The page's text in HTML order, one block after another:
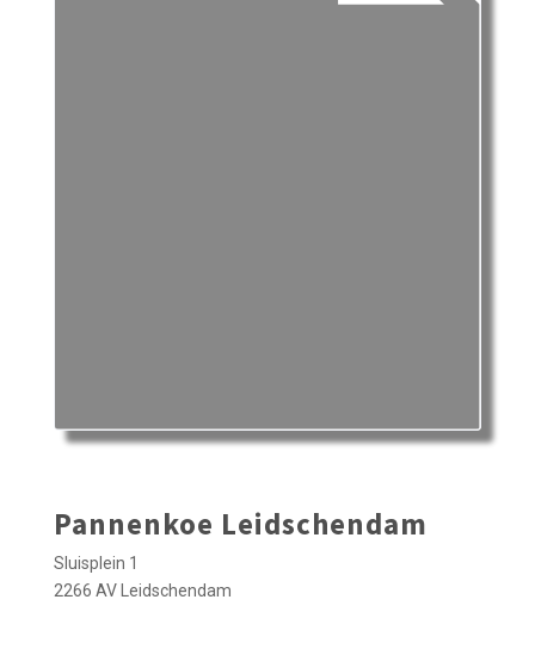
Pannenkoe Leidschendam
Sluisplein 1
2266 AV Leidschendam